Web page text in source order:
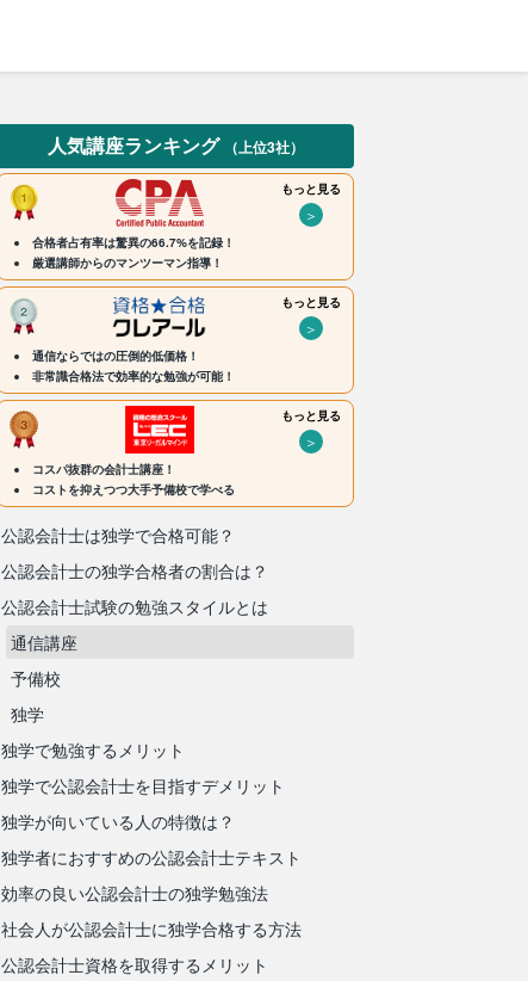
人気講座ランキング （上位3社）
もっと見る
＞
合格者占有率は驚異の66.7%を記録！
厳選講師からのマンツーマン指導！
もっと見る
＞
通信ならではの圧倒的低価格！
非常識合格法で効率的な勉強が可能！
もっと見る
＞
コスパ抜群の会計士講座！
コストを抑えつつ大手予備校で学べる
公認会計士は独学で合格可能？
公認会計士の独学合格者の割合は？
公認会計士試験の勉強スタイルとは
通信講座
予備校
独学
独学で勉強するメリット
独学で公認会計士を目指すデメリット
独学が向いている人の特徴は？
独学者におすすめの公認会計士テキスト
効率の良い公認会計士の独学勉強法
社会人が公認会計士に独学合格する方法
公認会計士資格を取得するメリット